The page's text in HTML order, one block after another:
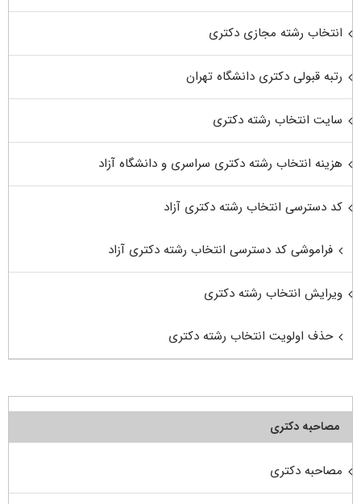
انتخاب رشته مجازی دکتری
رتبه قبولی دکتری دانشگاه تهران
سایت انتخاب رشته دکتری
هزینه انتخاب رشته دکتری سراسری و دانشگاه آزاد
کد دسترسی انتخاب رشته دکتری آزاد
فراموشی کد دسترسی انتخاب رشته دکتری آزاد
ویرایش انتخاب رشته دکتری
حذف اولویت انتخاب رشته دکتری
مصاحبه دکتری
مصاحبه دکتری